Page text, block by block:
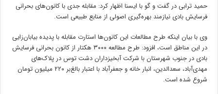
حمید ترابی در گفت و گو با ایسنا اظهار کرد: مقابله جدی با کانون‌های بحرانی
فرسایش بادی نیازمند بهره‌گیری اصولی از منابع طبیعی است.
وی با بیان اینکه طرح مطالعات این کانون‌ها استارت مقابله با پدیده بیابان‌زایی
در این مناطق است، افزود: طرح مطالعه ۳۰۰۰ هکتار از کانون بحرانی فرسایش
بادی در جنوب شهرستان با شرکت آبخیزداران دشت توس در پلاک‌های
مهدی‌آباد، سعدالدین، انبار خانه و جعفرآباد با اعتبار بالغ‌بر ۲۲۰ میلیون تومان
شروع شده است.